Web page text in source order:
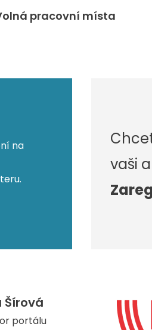
pracovní místa
na
vaši
Šírová
portálu